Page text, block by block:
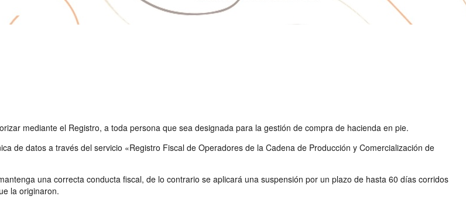
mediante el Registro, a toda persona que sea designada para la gestión de compra de hacienda en pie.
de datos a través del servicio «Registro Fiscal de Operadores de la Cadena de Producción y Comercialización de
una correcta conducta fiscal, de lo contrario se aplicará una suspensión por un plazo de hasta 60 días corridos
la originaron.